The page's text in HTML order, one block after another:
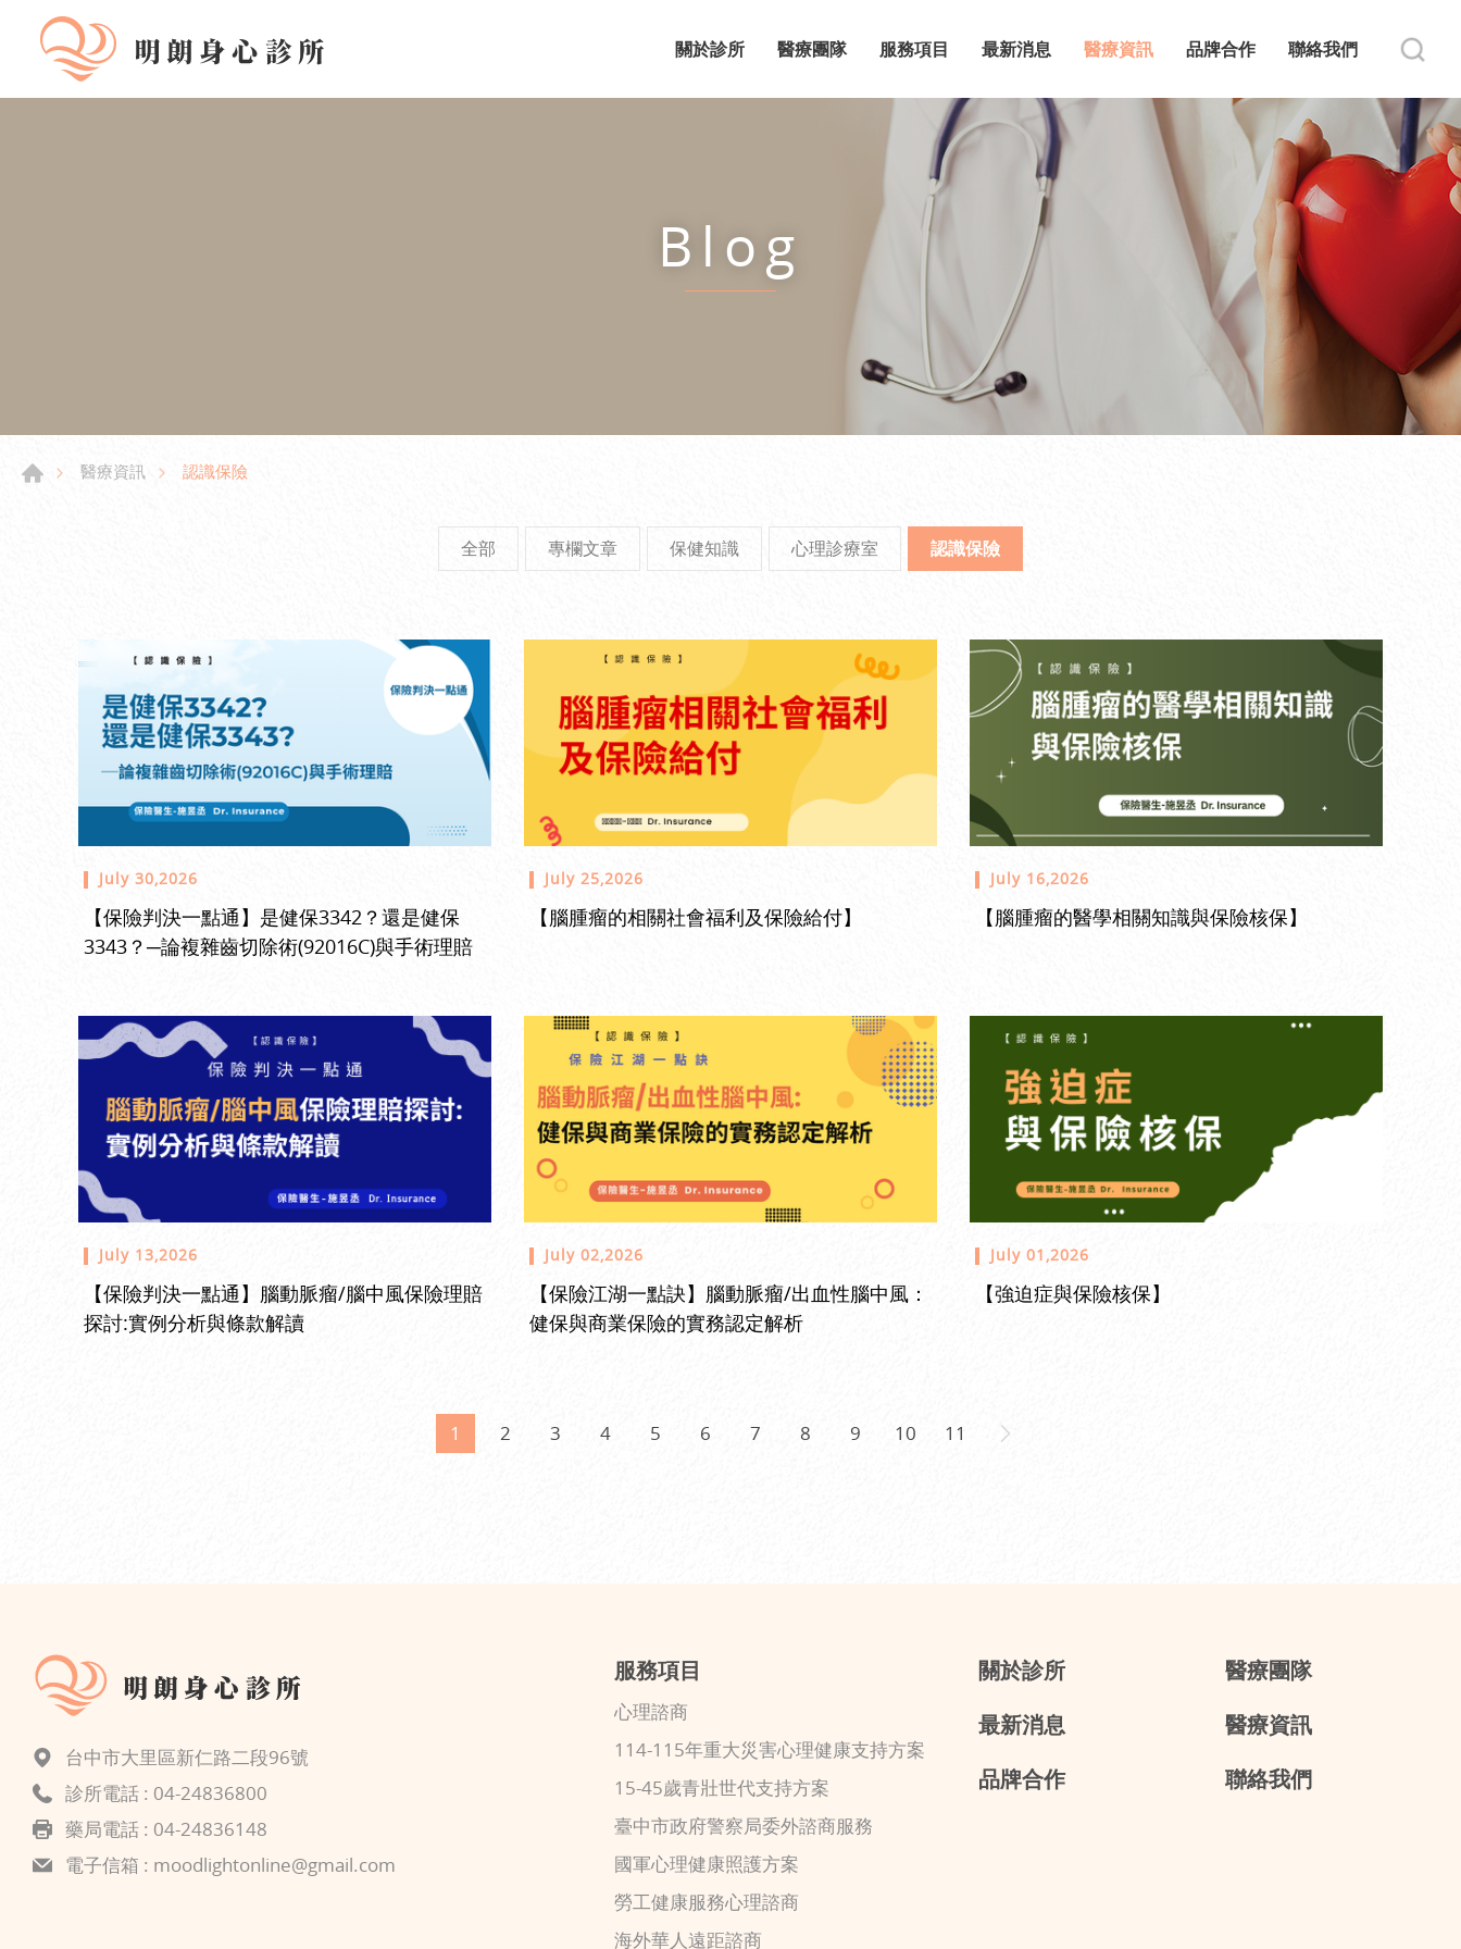
關於診所 醫療團隊 服務項目 最新消息 醫療資訊 品牌合作 聯絡我們
Blog
醫療資訊 認識保險
全部 專欄文章 保健知識 心理診療室 認識保險
July 30,2026
【保險判決一點通】是健保3342？還是健保
3343？─論複雜齒切除術(92016C)與手術理賠
July 25,2026
【腦腫瘤的相關社會福利及保險給付】
July 16,2026
【腦腫瘤的醫學相關知識與保險核保】
July 13,2026
【保險判決一點通】腦動脈瘤/腦中風保險理賠
探討:實例分析與條款解讀
July 02,2026
【保險江湖一點訣】腦動脈瘤/出血性腦中風：
健保與商業保險的實務認定解析
July 01,2026
【強迫症與保險核保】
1 2 3 4 5 6 7 8 9 10 11
服務項目
心理諮商
114-115年重大災害心理健康支持方案
15-45歲青壯世代支持方案
臺中市政府警察局委外諮商服務
國軍心理健康照護方案
勞工健康服務心理諮商
海外華人遠距諮商
關於診所
醫療團隊
最新消息
醫療資訊
品牌合作
聯絡我們
台中市大里區新仁路二段96號
診所電話 : 04-24836800
藥局電話 : 04-24836148
電子信箱 : moodlightonline@gmail.com